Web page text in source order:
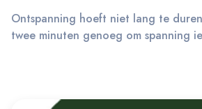
Ontspanning hoeft niet lang te
twee minuten genoeg om spanning